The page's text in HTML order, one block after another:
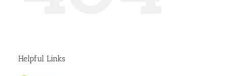
Helpful Links